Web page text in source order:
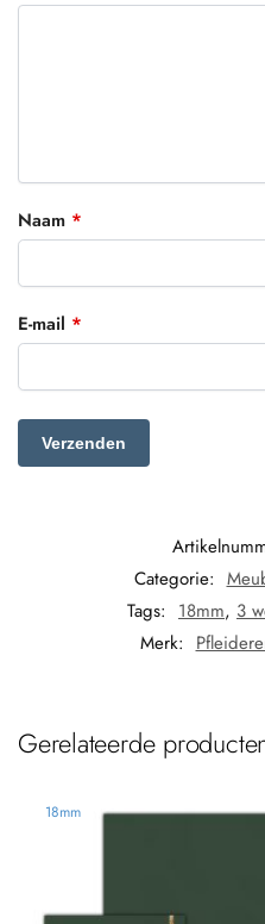
Naam *
E-mail *
Categorie:
Tags: 18mm, 3
Merk:
Gerelateerde
18mm